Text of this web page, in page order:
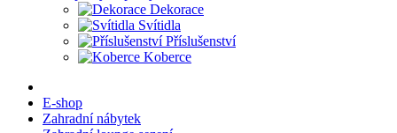
Dekorace
Svítidla
Příslušenství
Koberce
E-shop
Zahradní nábytek